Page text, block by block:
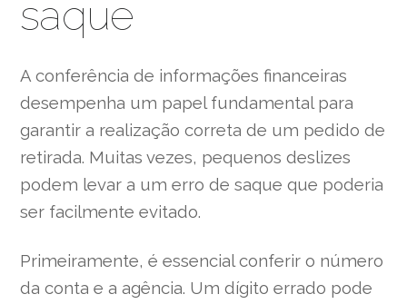
saque
A conferência de informações financeiras
desempenha um papel fundamental para
garantir a realização correta de um pedido de
retirada. Muitas vezes, pequenos deslizes
podem levar a um erro de saque que poderia
ser facilmente evitado.
Primeiramente, é essencial conferir o número
da conta e a agência. Um dígito errado pode